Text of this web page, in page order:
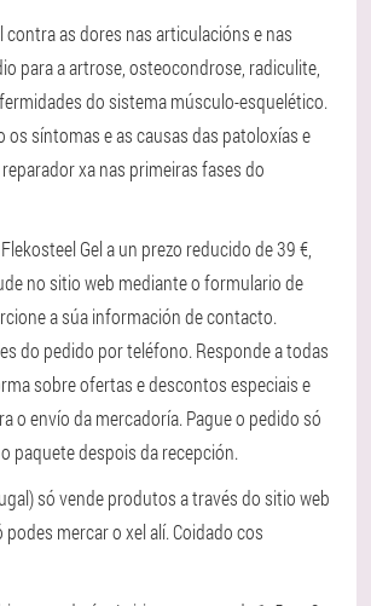
contra as dores nas articulacións e nas
para a artrose, osteocondrose, radiculite,
do sistema músculo-esquelético.
os síntomas e as causas das patoloxías e
xa nas primeiras fases do
Gel a un prezo reducido de 39 €,
no sitio web mediante o formulario de
a súa información de contacto.
do pedido por teléfono. Responde a todas
sobre ofertas e descontos especiais e
o envío da mercadoría. Pague o pedido só
paquete despois da recepción.
só vende produtos a través do sitio web
mercar o xel alí. Coidado cos